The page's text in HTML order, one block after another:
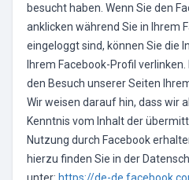
besucht haben. Wenn Sie den
anklicken während Sie in Ihrem
eingeloggt sind, können Sie die
Ihrem Facebook-Profil
den Besuch unserer Seiten
Wir weisen darauf hin, dass wir
Kenntnis vom Inhalt der
Nutzung durch Facebook
hierzu finden Sie in der
unter: https://de-